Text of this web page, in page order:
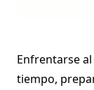
Enfrentarse
tiempo,